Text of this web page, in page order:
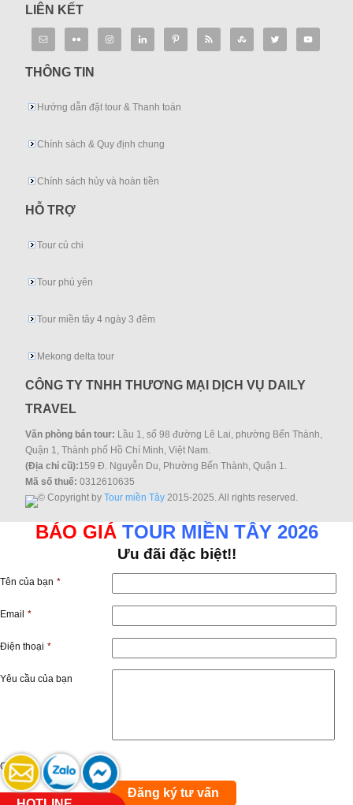
LIÊN KẾT
THÔNG TIN
Hướng dẫn đặt tour & Thanh toán
Chính sách & Quy định chung
Chính sách hủy và hoàn tiền
HỖ TRỢ
Tour củ chi
Tour phú yên
Tour miền tây 4 ngày 3 đêm
Mekong delta tour
CÔNG TY TNHH THƯƠNG MẠI DỊCH VỤ DAILY
TRAVEL
Văn phòng bán tour: Lầu 1, số 98 đường Lê Lai, phường Bến Thành,
Quận 1, Thành phố Hồ Chí Minh, Việt Nam.
(Địa chỉ cũ):159 Đ. Nguyễn Du, Phường Bến Thành, Quận 1.
Mã số thuế: 0312610635
© Copyright byTour miền Tây 2015-2025. All rights reserved.
BÁO GIÁ TOUR MIỀN TÂY 2026
Ưu đãi đặc biệt!!
Tên của bạn *
Email *
Điện thoại *
Yêu cầu của bạn
Captcha